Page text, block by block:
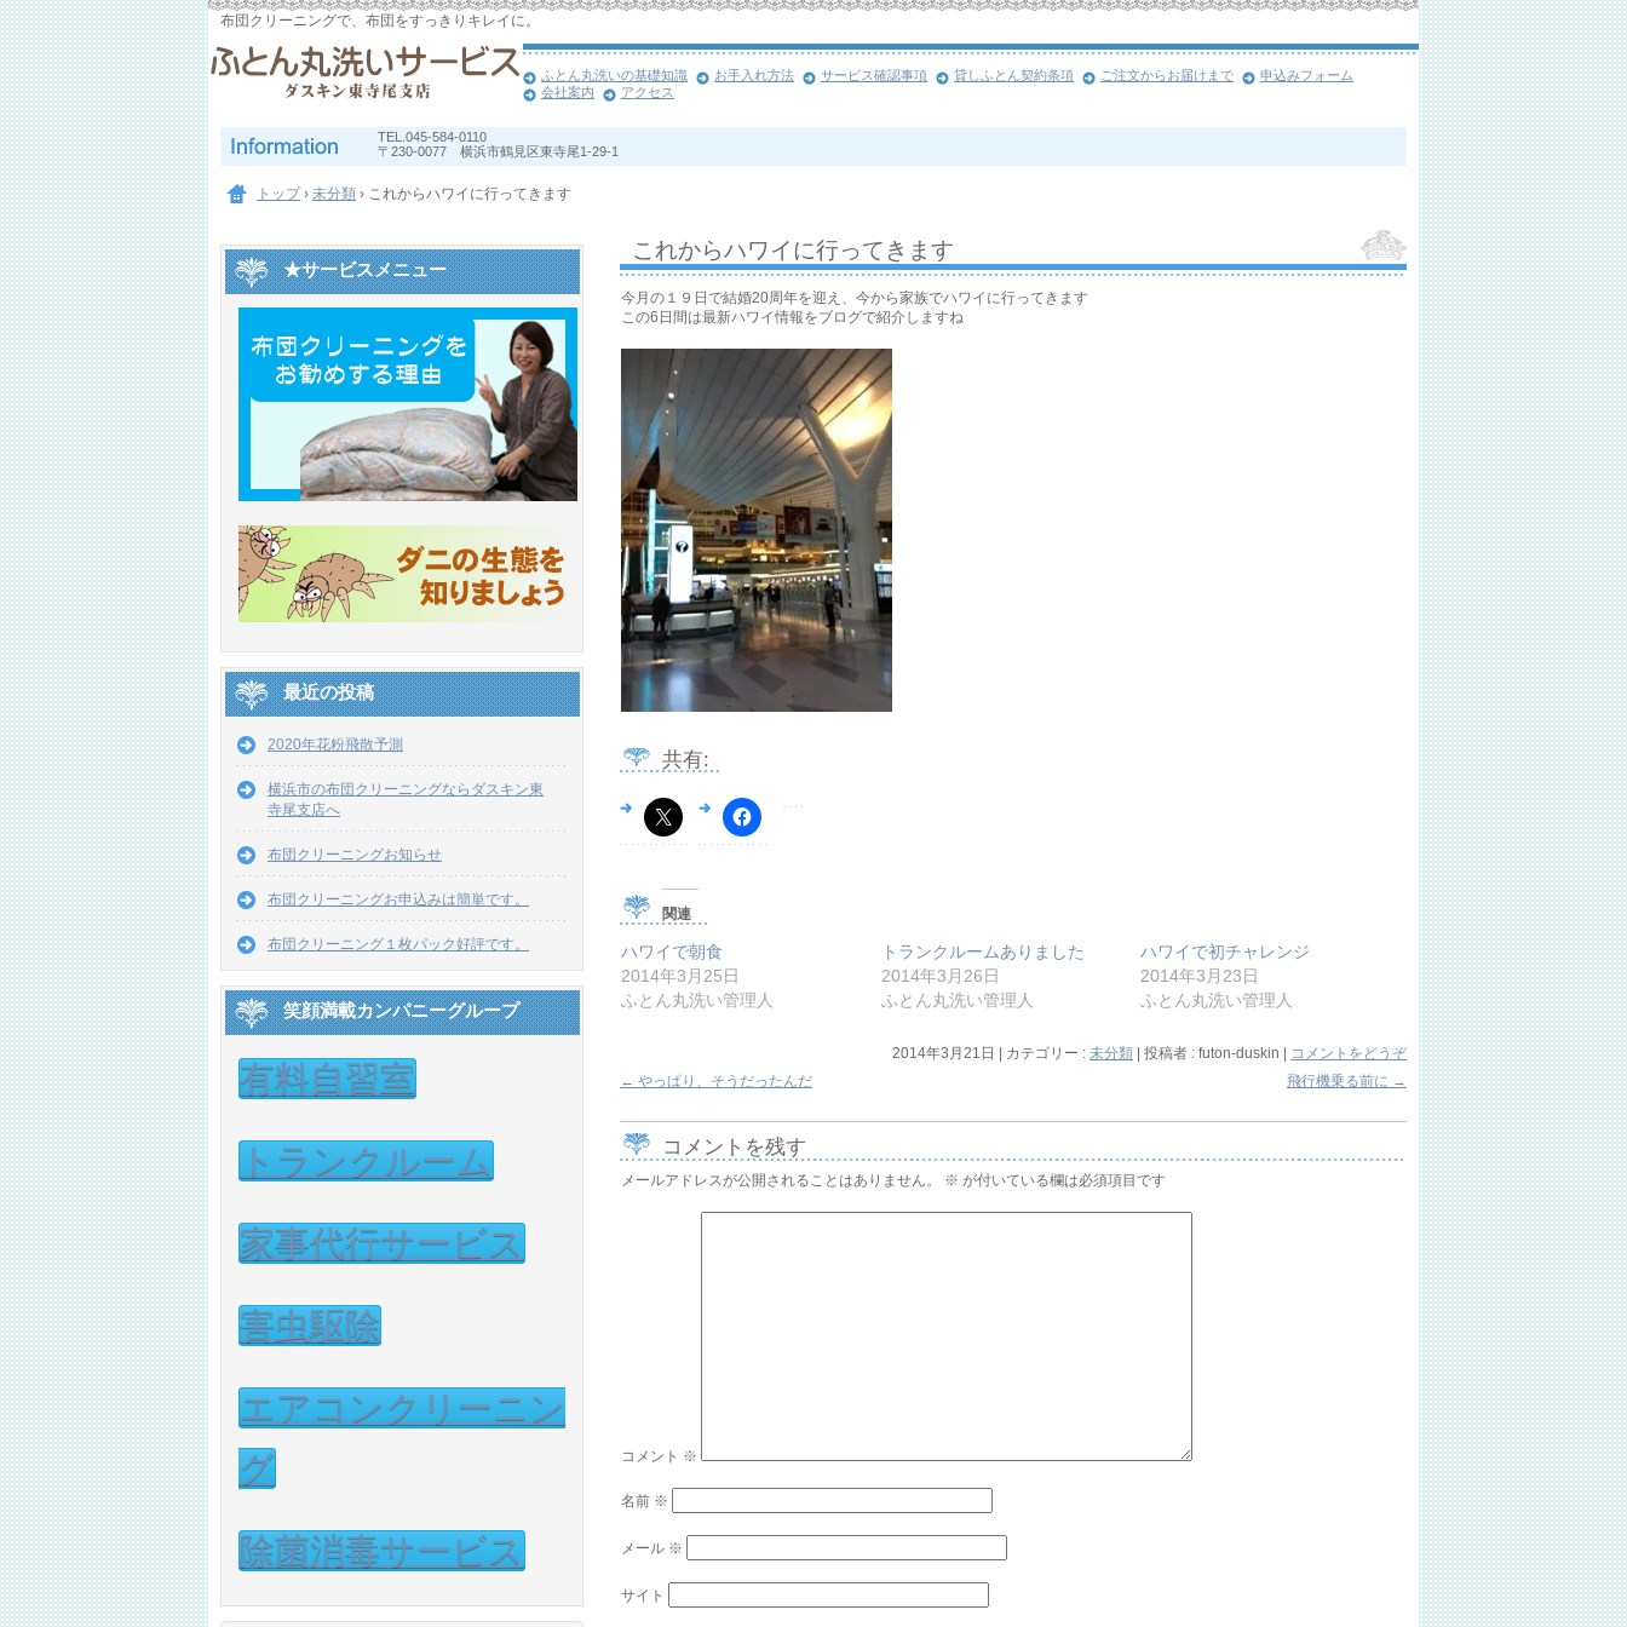
布団クリーニングで、布団をすっきりキレイに。
TEL. 045-584-0110
〒230-0077 横浜市鶴見区東寺尾1-29-1
ふとん丸洗いの基礎知識 お手入れ方法 サービス確認事項 貸しふとん契約条項 ご注文からお届けまで
申込みフォーム
会社案内
アクセス
トップ › 未分類 › これからハワイに行ってきます
これからハワイに行ってきます
今月の１９日で結婚20周年を迎え、今から家族でハワイに行ってきます
この6日間は最新ハワイ情報をブログで紹介しますね
共有:
関連
ハワイで朝食
2014年3月25日
ふとん丸洗い管理人
トランクルームありました
2014年3月26日
ふとん丸洗い管理人
ハワイで初チャレンジ
2014年3月23日
ふとん丸洗い管理人
2014年3月21日 カテゴリー : 未分類 投稿者 : futon-duskin
コメントをどうぞ
← やっぱり、そうだったんだ 飛行機乗る前に →
コメントを残す
メールアドレスが公開されることはありません。 ※ が付いている欄は必須項目です
コメント ※
名前 ※
メール ※
サイト
★サービスメニュー
最近の投稿
2020年花粉飛散予測
横浜市の布団クリーニングならダスキン東
寺尾支店へ
布団クリーニングお知らせ
布団クリーニングお申込みは簡単です。
布団クリーニング１枚パック好評です。
笑顔満載カンパニーグループ
有料自習室
トランクルーム
家事代行サービス
害虫駆除
エアコンクリーニン
グ
除菌消毒サービス